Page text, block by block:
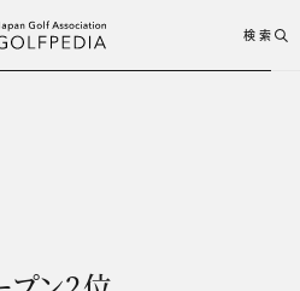
検索